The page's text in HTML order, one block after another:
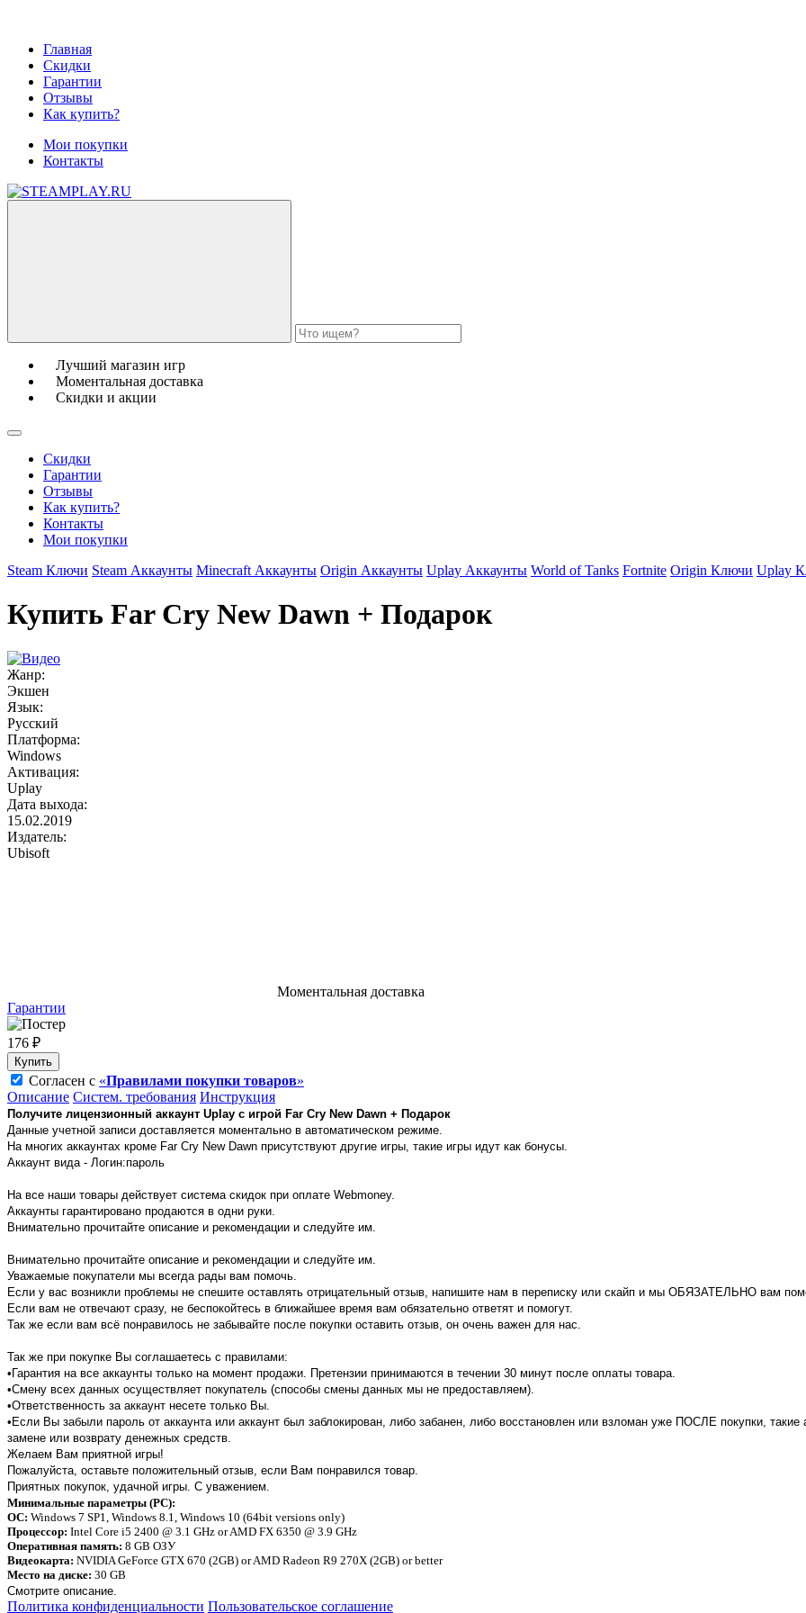
Главная
Скидки
Гарантии
Отзывы
Как купить?
Мои покупки
Контакты
Лучший магазин игр
Моментальная доставка
Скидки и акции
Скидки
Гарантии
Отзывы
Как купить?
Контакты
Мои покупки
Steam Ключи Steam Аккаунты Minecraft Аккаунты Origin Аккаунты Uplay Аккаунты World of Tanks Fortnite Origin Ключи Uplay
Купить Far Cry New Dawn + Подарок
Жанр:
Экшен
Язык:
Русский
Платформа:
Windows
Активация:
Uplay
Дата выхода:
15.02.2019
Издатель:
Ubisoft
Моментальная доставка
Гарантии
176 ₽
Купить
Согласен с «Правилами покупки товаров»
Описание Систем. требования Инструкция
Получите лицензионный аккаунт Uplay с игрой Far Cry New Dawn + Подарок
Данные учетной записи доставляется моментально в автоматическом режиме.
На многих аккаунтах кроме Far Cry New Dawn присутствуют другие игры, такие игры идут как бонусы.
Аккаунт вида - Логин:пароль
На все наши товары действует система скидок при оплате Webmoney.
Аккаунты гарантировано продаются в одни руки.
Внимательно прочитайте описание и рекомендации и следуйте им.
Внимательно прочитайте описание и рекомендации и следуйте им.
Уважаемые покупатели мы всегда рады вам помочь.
Если у вас возникли проблемы не спешите оставлять отрицательный отзыв, напишите нам в переписку или скайп и мы ОБЯЗАТЕЛЬНО вам
Если вам не отвечают сразу, не беспокойтесь в ближайшее время вам обязательно ответят и помогут.
Так же если вам всё понравилось не забывайте после покупки оставить отзыв, он очень важен для нас.
Так же при покупке Вы соглашаетесь с правилами:
•Гарантия на все аккаунты только на момент продажи. Претензии принимаются в течении 30 минут после оплаты товара.
•Смену всех данных осуществляет покупатель (способы смены данных мы не предоставляем).
•Ответственность за аккаунт несете только Вы.
•Если Вы забыли пароль от аккаунта или аккаунт был заблокирован, либо забанен, либо восстановлен или взломан уже ПОСЛЕ покупки, такие
замене или возврату денежных средств.
Желаем Вам приятной игры!
Пожалуйста, оставьте положительный отзыв, если Вам понравился товар.
Приятных покупок, удачной игры. С уважением.
Минимальные параметры (PC):
ОС: Windows 7 SP1, Windows 8.1, Windows 10 (64bit versions only)
Процессор: Intel Core i5 2400 @ 3.1 GHz or AMD FX 6350 @ 3.9 GHz
Оперативная память: 8 GB ОЗУ
Видеокарта: NVIDIA GeForce GTX 670 (2GB) or AMD Radeon R9 270X (2GB) or better
Место на диске: 30 GB
Смотрите описание.
Политика конфиденциальности Пользовательское соглашение